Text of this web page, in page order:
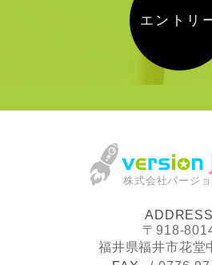
エントリ
株式会社バージ
ADDRESS
〒918-
福井県福井市花堂